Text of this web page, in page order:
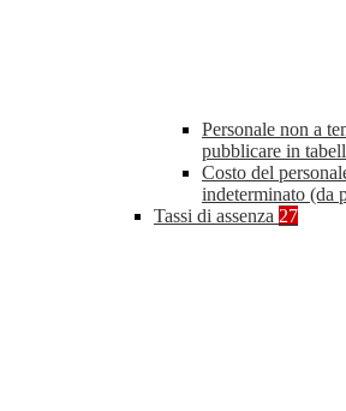
Personale non a
pubblicare in
Costo del
indeterminato (da
Tassi di assenza 27